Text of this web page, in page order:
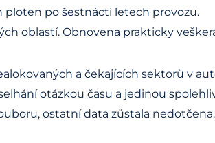
ploten po šestnácti letech provozu.
oblastí. Obnovena prakticky
a čekajících sektorů v
otázkou času a jedinou
ostatní data zůstala nedotčena.